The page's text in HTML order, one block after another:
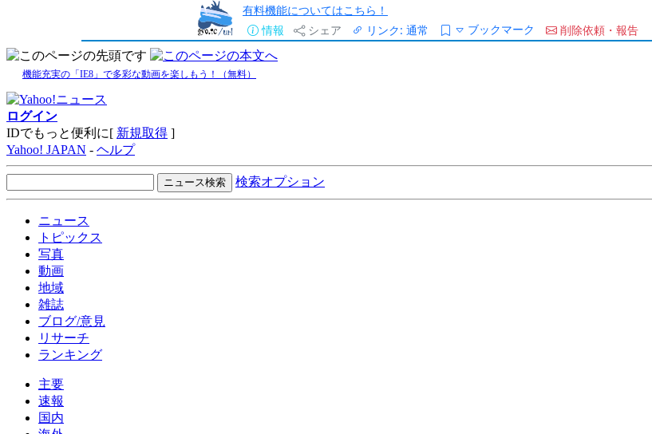
有料機能についてはこちら！
情報
シェア リンク: 通常 ブックマーク 削除依頼・報告